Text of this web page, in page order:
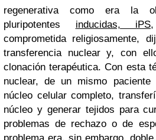
regenerativa como era la
pluripotentes inducidas, iPS
comprometida religiosamente,
transferencia nuclear y, con
clonación terapéutica. Con esta
nuclear, de un mismo
núcleo celular completo,
núcleo y generar tejidos para
problemas de rechazo o de